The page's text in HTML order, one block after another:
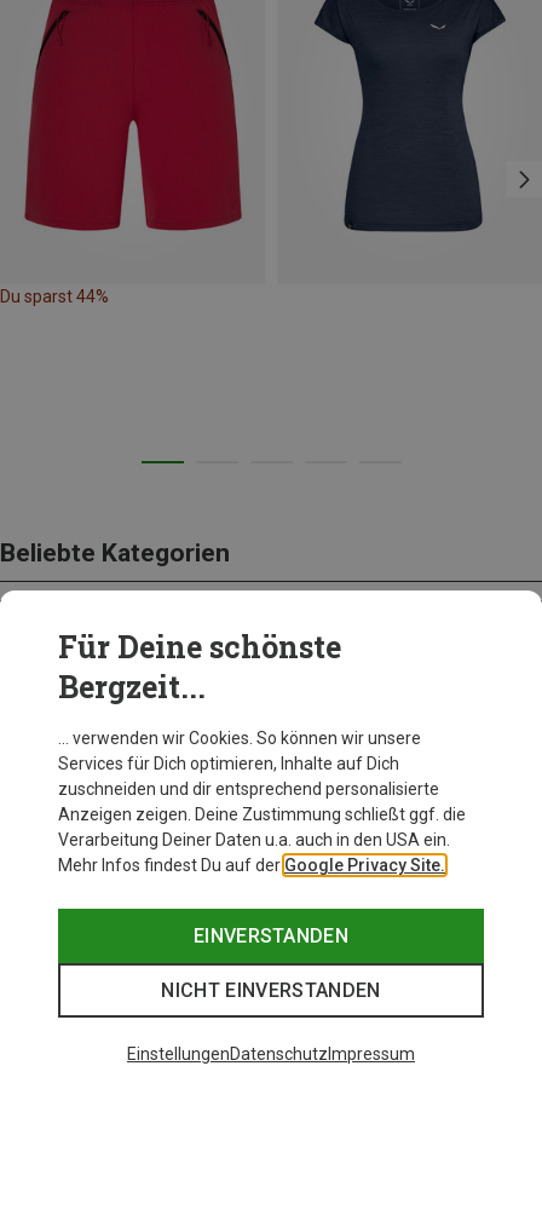
Du sparst 44%
Beliebte Kategorien
BEKLEIDUNG
Für Deine schönste
Bergzeit...
… verwenden wir Cookies. So können wir unsere
Services für Dich optimieren, Inhalte auf Dich
zuschneiden und dir entsprechend personalisierte
Anzeigen zeigen. Deine Zustimmung schließt ggf. die
Verarbeitung Deiner Daten u.a. auch in den USA ein.
Mehr Infos findest Du auf der Google Privacy Site.
EINVERSTANDEN
NICHT EINVERSTANDEN
EinstellungenDatenschutz Impressum